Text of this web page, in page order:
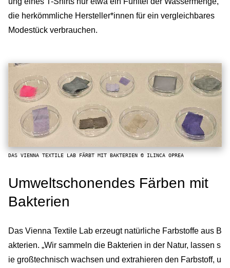
die herkömmliche Hersteller*innen für ein vergleichbares
Modestück verbrauchen.
DAS VIENNA TEXTILE LAB FÄRBT MIT BAKTERIEN © ILINCA OPREA
Umweltschonendes Färben mit
Bakterien
Das Vienna Textile Lab erzeugt natürliche Farbstoffe aus B
akterien. „Wir sammeln die Bakterien in der Natur, lassen s
ie großtechnisch wachsen und extrahieren den Farbstoff, u